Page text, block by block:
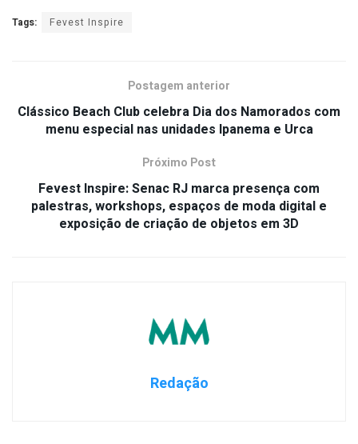
Tags: Fevest Inspire
Postagem anterior
Clássico Beach Club celebra Dia dos Namorados com
menu especial nas unidades Ipanema e Urca
Próximo Post
Fevest Inspire: Senac RJ marca presença com
palestras, workshops, espaços de moda digital e
exposição de criação de objetos em 3D
Redação